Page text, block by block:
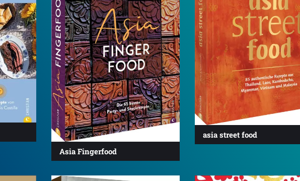
Asia Fingerfood
asia street food